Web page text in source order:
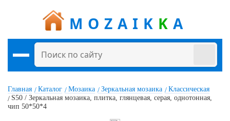
MOZAIK K A
Главная Каталог Мозаика Зеркальная мозаика
Классическая
S50 / Зеркальная мозаика, плитка, глянцевая, серая, однотонная,
чип 50*50*4